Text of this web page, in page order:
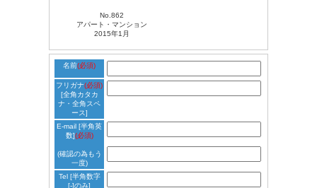
No.862
アパート・マンション
2015年1月
名前(必須)
フリガナ(必須)
[全角カタカ
ナ・全角スペ
ース]
E-mail [半角英
数](必須)
(確認の為もう
一度)
Tel[半角数字
[-]のみ]